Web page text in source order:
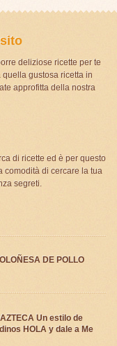
deliziose ricette per te
gustosa ricetta in
approfitta della nostra
di ricette ed è per questo
comodità di cercare la tua
segreti.
DE POLLO
Un estilo de
HOLA y dale a Me